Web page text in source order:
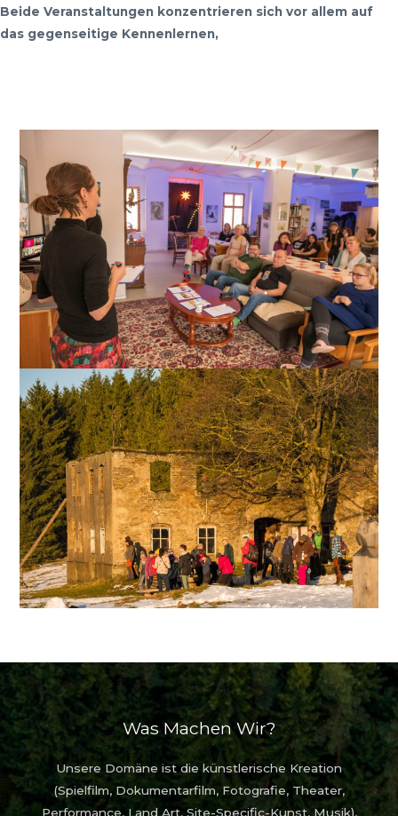
Beide Veranstaltungen konzentrieren sich vor allem auf
das gegenseitige Kennenlernen,
Was Machen Wir?
Unsere Domäne ist die künstlerische Kreation
(Spielfilm, Dokumentarfilm, Fotografie, Theater,
Performance, Land Art, Site-Specific-Kunst, Musik),